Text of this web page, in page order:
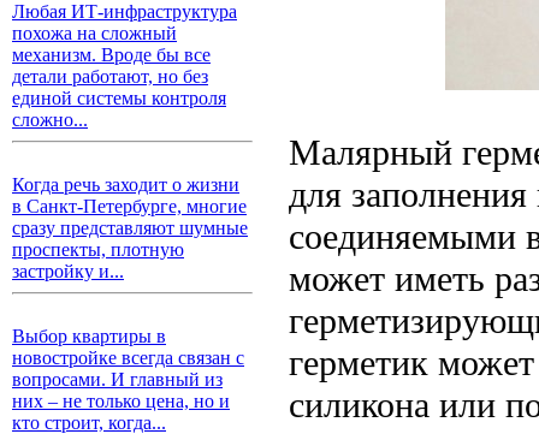
Любая ИТ-инфраструктура
похожа на сложный
механизм. Вроде бы все
детали работают, но без
единой системы контроля
сложно...
Когда речь заходит о жизни
в Санкт-Петербурге, многие
сразу представляют шумные
проспекты, плотную
застройку и...
Выбор квартиры в
новостройке всегда связан с
вопросами. И главный из
них – не только цена, но и
кто строит, когда...
Малярный
для
соединяемыми
может иметь
герметик
силикона или